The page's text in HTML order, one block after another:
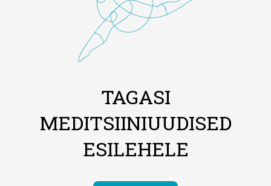
TAGASI
MEDITSIINIUUDISED
ESILEHELE